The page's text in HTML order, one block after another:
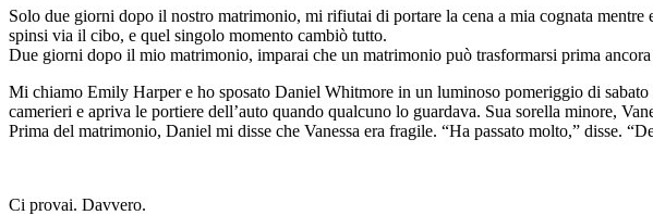
Solo due giorni dopo il nostro matrimonio, mi rifiutai di portare la cena a mia cognata
spinsi via il cibo, e quel singolo momento cambiò tutto.
Due giorni dopo il mio matrimonio, imparai che un matrimonio può trasformarsi prima
Mi chiamo Emily Harper e ho sposato Daniel Whitmore in un luminoso pomeriggio di
camerieri e apriva le portiere dell’auto quando qualcuno lo guardava. Sua sorella minore,
Prima del matrimonio, Daniel mi disse che Vanessa era fragile. “Ha passato molto,” disse.
Ci provai. Davvero.